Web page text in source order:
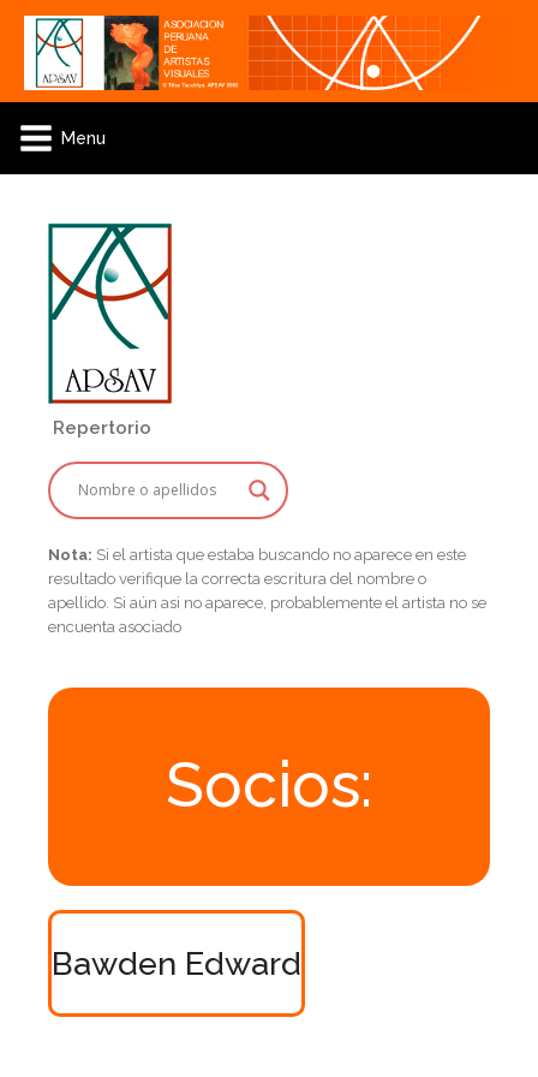
Menu
Repertorio
Nota: Si el artista que estaba buscando no aparece en este
resultado verifique la correcta escritura del nombre o
apellido. Si aún asi no aparece, probablemente el artista no se
encuenta asociado
Socios:
Bawden Edward